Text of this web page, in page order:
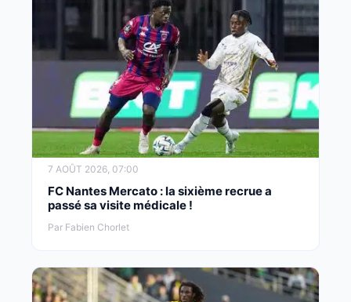
7 AOÛT 2026, 07:00
FC Nantes Mercato : la sixième recrue a
passé sa visite médicale !
Par Fabien Chorlet